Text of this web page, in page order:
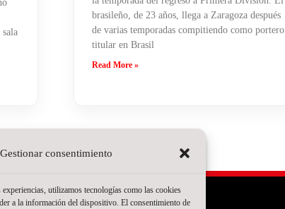
Gestionar consentimiento
experiencias, utilizamos tecnologías como las cookies
a la información del dispositivo. El consentimiento de
brasileño, de 23 años, llega a Zaragoza después
de varias temporadas compitiendo como portero
titular en Brasil
Read More »